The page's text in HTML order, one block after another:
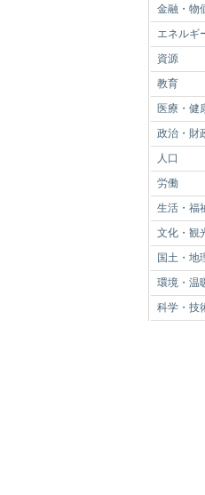
金融・物
エネルギ
資源
教育
医療・健
政治・財
人口
労働
生活・福
文化・観
国土・地
環境・温
科学・技